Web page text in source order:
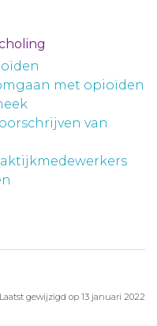
met opioïden
van
Laatst gewijzigd op 13 januari 2022